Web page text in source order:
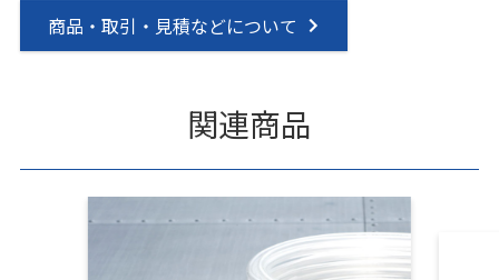
商品・取引・見積などについて
関連商品